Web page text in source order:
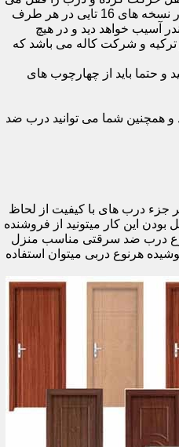
کند و در دو با قفل سویچ (در قفل های 20 تایی )پنج زبانه از قسمت بالای درب،پانزده زبانه هم از قسمت بالا،وسط و پایین قسمت کناری درب وارد چهار چوب می شوند (در نسخه های 16 تایی در هر طرف
آسیب خواهد دید و در هیچ
ترکیه و شرکت کاله می باشد که
حتما باید از چهارچوب های
و همچنین شما می توانید درب ضد
جزء درب های بی کیفیت محسوب میشود،70 تا 90 درب های متوسط و درب های 90 کیلوگرم و بالاتر جزء درب های با کیفیت از لحاظ
این کار میتونید از فروشنده
نوع درب ضد سرقتی مناسب منزل
راهروی پوشیده هرنوع دربی میتوان استفاده